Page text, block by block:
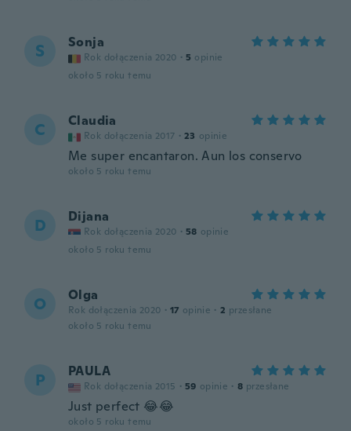
S Sonja
Rok dołączenia 2020 · 5 opinie
około 5 roku temu
C Claudia
Rok dołączenia 2017 · 23 opinie
Me super encantaron. Aun los conservo
około 5 roku temu
D Dijana
Rok dołączenia 2020 · 58 opinie
około 5 roku temu
O Olga
Rok dołączenia 2020 · 17 opinie · 2 przesłane
około 5 roku temu
P PAULA
Rok dołączenia 2015 · 59 opinie · 8 przesłane
Just perfect 😂😂
około 5 roku temu